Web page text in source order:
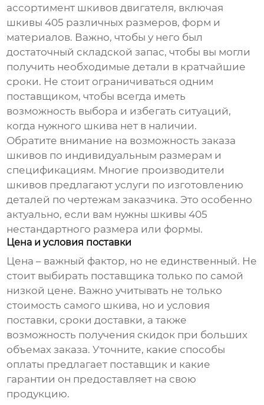
ассортимент шкивов двигателя, включая
шкивы 405 различных размеров, форм и
материалов. Важно, чтобы у него был
достаточный складской запас, чтобы вы могли
получить необходимые детали в кратчайшие
сроки. Не стоит ограничиваться одним
поставщиком, чтобы всегда иметь
возможность выбора и избегать ситуаций,
когда нужного шкива нет в наличии.
Обратите внимание на возможность заказа
шкивов по индивидуальным размерам и
спецификациям. Многие производители
шкивов предлагают услуги по изготовлению
деталей по чертежам заказчика. Это особенно
актуально, если вам нужны шкивы 405
нестандартного размера или формы.
Цена и условия поставки
Цена – важный фактор, но не единственный. Не
стоит выбирать поставщика только по самой
низкой цене. Важно учитывать не только
стоимость самого шкива, но и условия
поставки, сроки доставки, а также
возможность получения скидок при больших
объемах заказа. Уточните, какие способы
оплаты предлагает поставщик и какие
гарантии он предоставляет на свою
продукцию.